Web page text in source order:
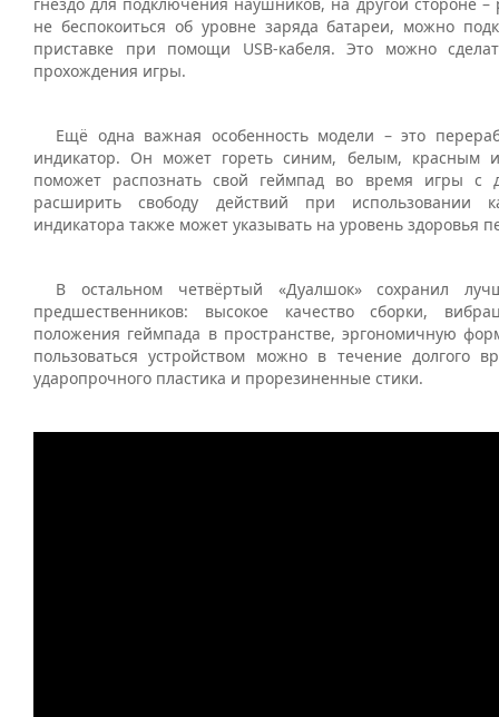
не беспокоиться об уровне заряда батареи, можно
приставке при помощи USB-кабеля. Это можно
прохождения игры.
Ещё одна важная особенность модели – это
индикатор. Он может гореть синим, белым, красным
поможет распознать свой геймпад во время игры с
расширить свободу действий при использовании
индикатора также может указывать на уровень здоровья
В остальном четвёртый «Дуалшок» сохранил
предшественников: высокое качество сборки,
положения геймпада в пространстве, эргономичную
пользоваться устройством можно в течение долгого
ударопрочного пластика и прорезиненные стики.